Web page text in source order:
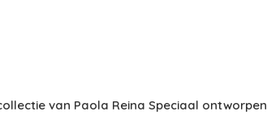
van Paola Reina Speciaal ontworpen